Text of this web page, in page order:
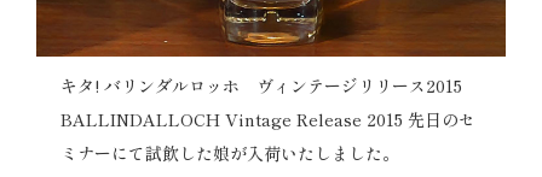
キタ! バリンダルロッホ ヴィンテージリリース2015
BALLINDALLOCH Vintage Release 2015 先日のセ
ミナーにて試飲した娘が入荷いたしました。